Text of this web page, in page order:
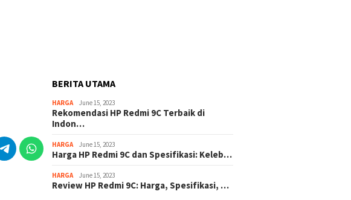
BERITA UTAMA
HARGA June 15, 2023
Rekomendasi HP Redmi 9C Terbaik di
Indon…
HARGA June 15, 2023
Harga HP Redmi 9C dan Spesifikasi: Keleb…
HARGA June 15, 2023
Review HP Redmi 9C: Harga, Spesifikasi, …